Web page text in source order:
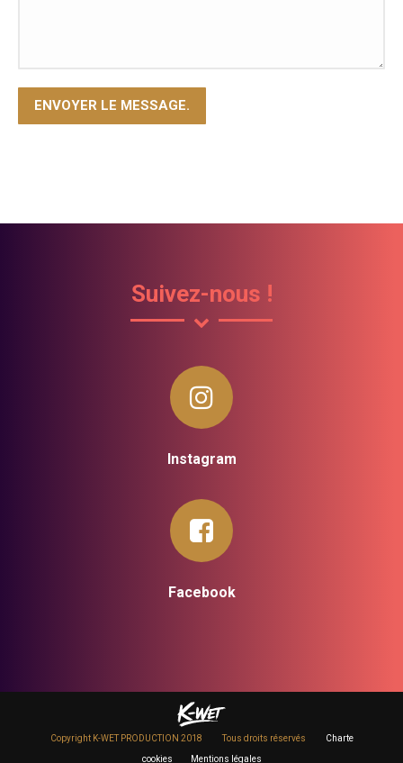
ENVOYER LE MESSAGE.
Suivez-nous !
Instagram
Facebook
Copyright K-WET PRODUCTION 2018 Tous droits réservés Charte
cookies Mentions légales